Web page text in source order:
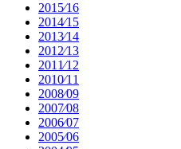
2015⁄16
2014⁄15
2013⁄14
2012⁄13
2011⁄12
2010⁄11
2008⁄09
2007⁄08
2006⁄07
2005⁄06